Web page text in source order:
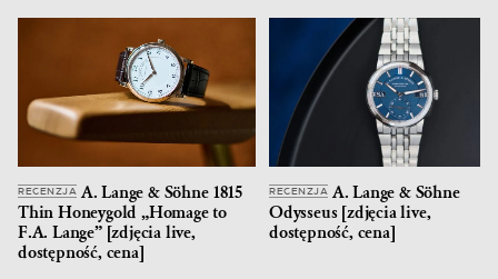
RECENZJA A. Lange & Söhne 1815
Thin Honeygold „Homage to
F.A. Lange” [zdjęcia live,
dostępność, cena]
RECENZJA A. Lange & Söhne
Odysseus [zdjęcia live,
dostępność, cena]